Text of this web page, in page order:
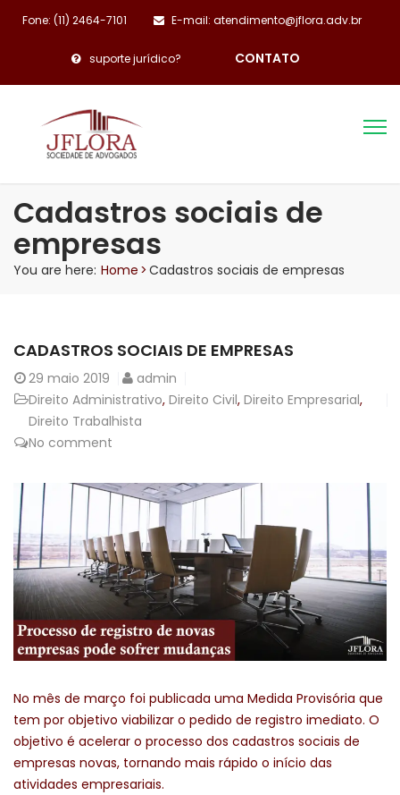
Fone: (11) 2464-7101 E-mail: atendimento@jflora.adv.br
suporte jurídico? CONTATO
Cadastros sociais de
empresas
You are here: Home >Cadastros sociais de empresas
CADASTROS SOCIAIS DE EMPRESAS
29 maio 2019
admin
Direito Administrativo, Direito Civil, Direito Empresarial,
Direito Trabalhista
No comment
No mês de março foi publicada uma Medida Provisória que
tem por objetivo viabilizar o pedido de registro imediato. O
objetivo é acelerar o processo dos cadastros sociais de
empresas novas, tornando mais rápido o início das
atividades empresariais.